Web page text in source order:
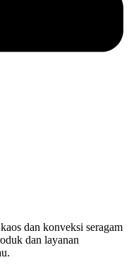
dan konveksi seragam
dan layanan